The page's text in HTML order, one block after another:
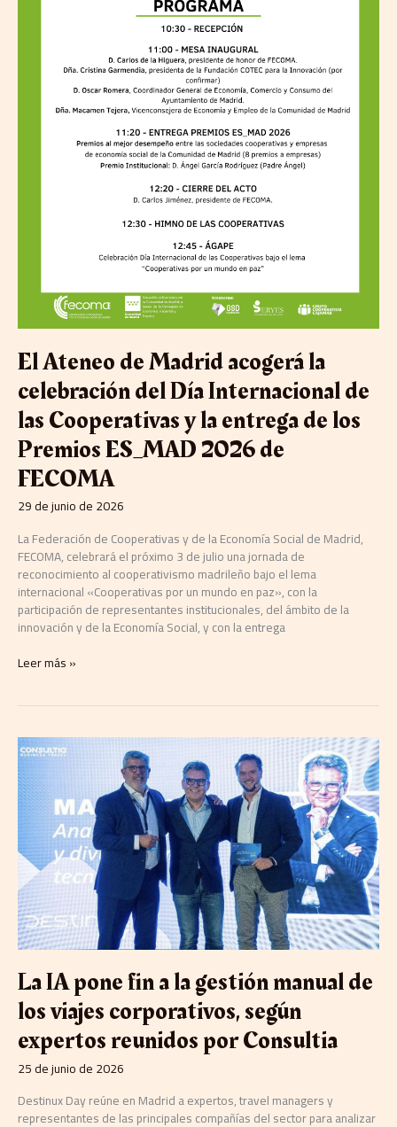
El Ateneo de Madrid acogerá la
celebración del Día Internacional de
las Cooperativas y la entrega de los
Premios ES_MAD 2026 de
FECOMA
29 de junio de 2026
La Federación de Cooperativas y de la Economía Social de Madrid,
FECOMA, celebrará el próximo 3 de julio una jornada de
reconocimiento al cooperativismo madrileño bajo el lema
internacional «Cooperativas por un mundo en paz», con la
participación de representantes institucionales, del ámbito de la
innovación y de la Economía Social, y con la entrega
Leer más »
La IA pone fin a la gestión manual de
los viajes corporativos, según
expertos reunidos por Consultia
25 de junio de 2026
Destinux Day reúne en Madrid a expertos, travel managers y
representantes de las principales compañías del sector para analizar
La
IA
pone
fin
gestión
manual
de
los
viajes
corporativos,
según
expertos
reunidos
por